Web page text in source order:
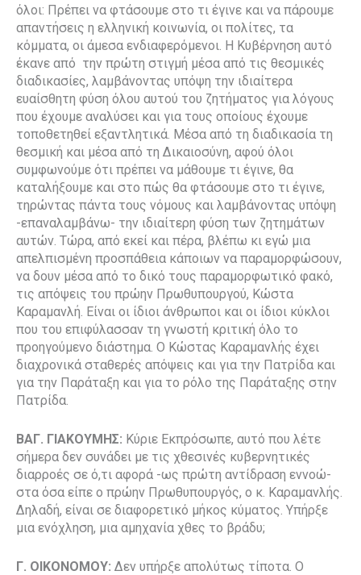
όλοι: Πρέπει να φτάσουμε στο τι έγινε και να πάρουμε
απαντήσεις η ελληνική κοινωνία, οι πολίτες, τα
κόμματα, οι άμεσα ενδιαφερόμενοι. Η Κυβέρνηση αυτό
έκανε από την πρώτη στιγμή μέσα από τις θεσμικές
διαδικασίες, λαμβάνοντας υπόψη την ιδιαίτερα
ευαίσθητη φύση όλου αυτού του ζητήματος για λόγους
που έχουμε αναλύσει και για τους οποίους έχουμε
τοποθετηθεί εξαντλητικά. Μέσα από τη διαδικασία τη
θεσμική και μέσα από τη Δικαιοσύνη, αφού όλοι
συμφωνούμε ότι πρέπει να μάθουμε τι έγινε, θα
καταλήξουμε και στο πώς θα φτάσουμε στο τι έγινε,
τηρώντας πάντα τους νόμους και λαμβάνοντας υπόψη
-επαναλαμβάνω- την ιδιαίτερη φύση των ζητημάτων
αυτών. Τώρα, από εκεί και πέρα, βλέπω κι εγώ μια
απελπισμένη προσπάθεια κάποιων να παραμορφώσουν,
να δουν μέσα από το δικό τους παραμορφωτικό φακό,
τις απόψεις του πρώην Πρωθυπουργού, Κώστα
Καραμανλή. Είναι οι ίδιοι άνθρωποι και οι ίδιοι κύκλοι
που του επιφύλασσαν τη γνωστή κριτική όλο το
προηγούμενο διάστημα. Ο Κώστας Καραμανλής έχει
διαχρονικά σταθερές απόψεις και για την Πατρίδα και
για την Παράταξη και για το ρόλο της Παράταξης στην
Πατρίδα.
ΒΑΓ. ΓΙΑΚΟΥΜΗΣ: Κύριε Εκπρόσωπε, αυτό που λέτε
σήμερα δεν συνάδει με τις χθεσινές κυβερνητικές
διαρροές σε ό,τι αφορά -ως πρώτη αντίδραση εννοώ-
στα όσα είπε ο πρώην Πρωθυπουργός, ο κ. Καραμανλής.
Δηλαδή, είναι σε διαφορετικό μήκος κύματος. Υπήρξε
μια ενόχληση, μια αμηχανία χθες το βράδυ;
Γ. ΟΙΚΟΝΟΜΟΥ: Δεν υπήρξε απολύτως τίποτα. Ο